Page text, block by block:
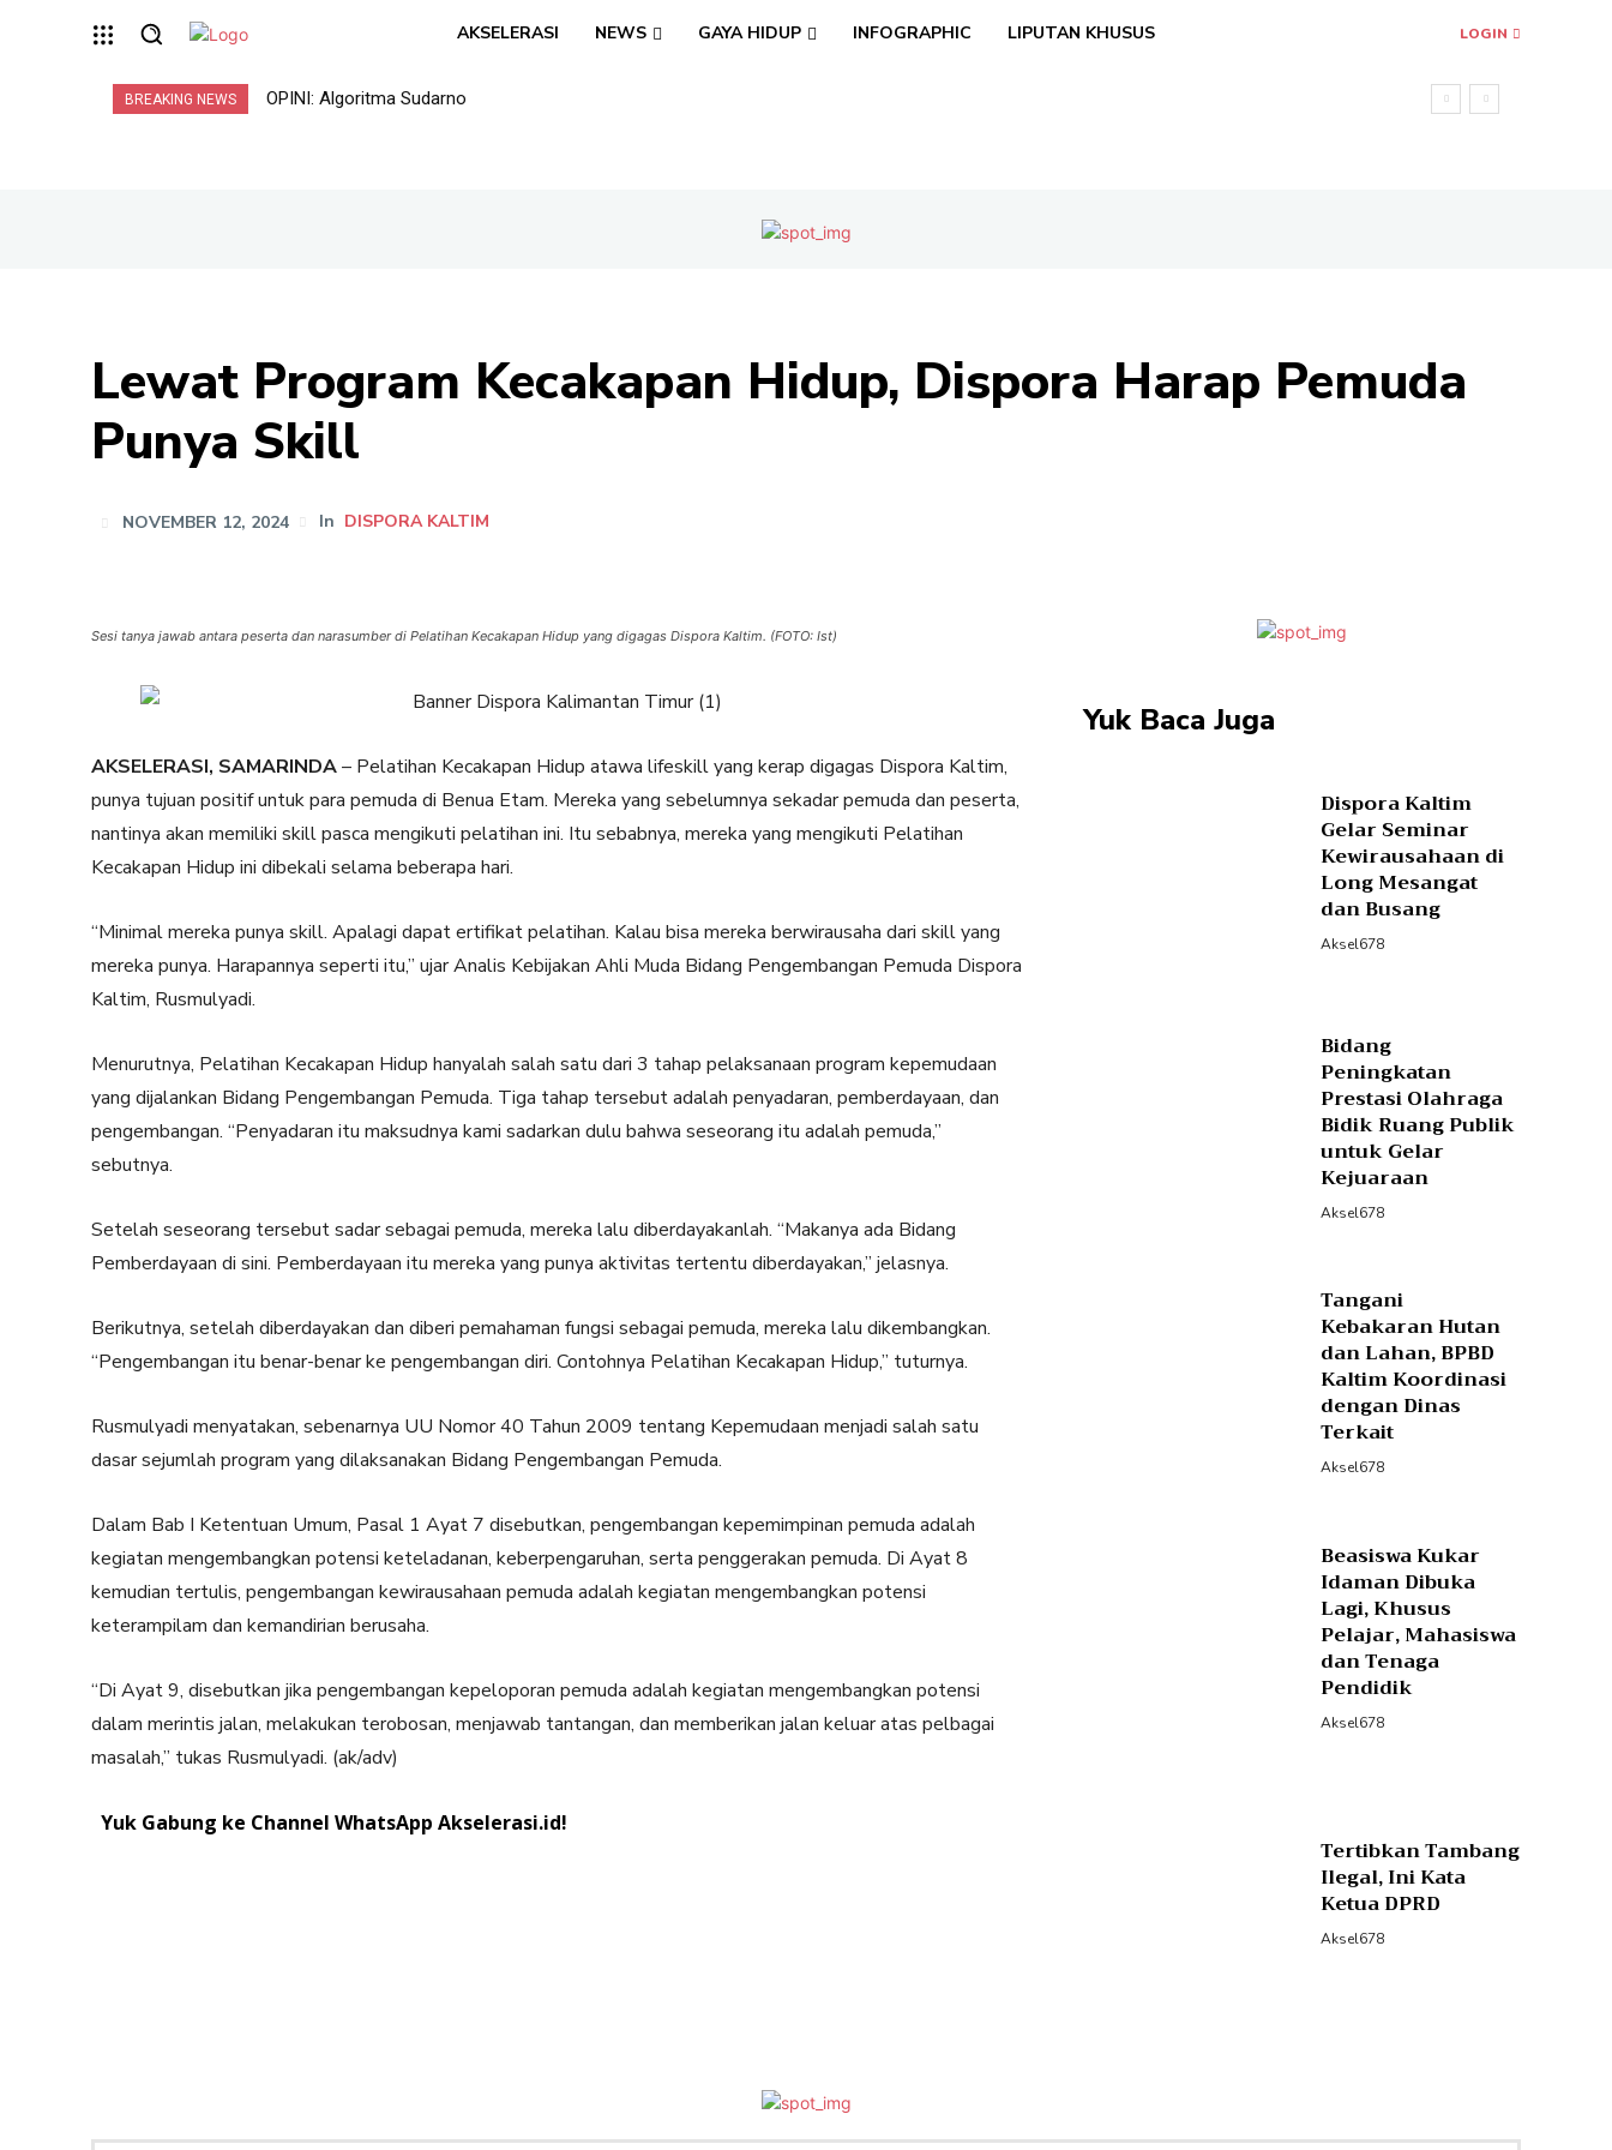
AKSELERASI NEWS GAYA HIDUP INFOGRAPHIC LIPUTAN KHUSUS LOGIN
BREAKING NEWS OPINI: Algoritma Sudarno
Lewat Program Kecakapan Hidup, Dispora Harap Pemuda
Punya Skill
NOVEMBER 12, 2024 In DISPORA KALTIM
Sesi tanya jawab antara peserta dan narasumber di Pelatihan Kecakapan Hidup yang digagas Dispora Kaltim. (FOTO: Ist)
AKSELERASI, SAMARINDA– Pelatihan Kecakapan Hidup atawa lifeskill yang kerap digagas Dispora Kaltim,
punya tujuan positif untuk para pemuda di Benua Etam. Mereka yang sebelumnya sekadar pemuda dan peserta,
nantinya akan memiliki skill pasca mengikuti pelatihan ini. Itu sebabnya, mereka yang mengikuti Pelatihan
Kecakapan Hidup ini dibekali selama beberapa hari.
“Minimal mereka punya skill. Apalagi dapat ertifikat pelatihan. Kalau bisa mereka berwirausaha dari skill yang
mereka punya. Harapannya seperti itu,” ujar Analis Kebijakan Ahli Muda Bidang Pengembangan Pemuda Dispora
Kaltim, Rusmulyadi.
Menurutnya, Pelatihan Kecakapan Hidup hanyalah salah satu dari 3 tahap pelaksanaan program kepemudaan
yang dijalankan Bidang Pengembangan Pemuda. Tiga tahap tersebut adalah penyadaran, pemberdayaan, dan
pengembangan. “Penyadaran itu maksudnya kami sadarkan dulu bahwa seseorang itu adalah pemuda,”
sebutnya.
Setelah seseorang tersebut sadar sebagai pemuda, mereka lalu diberdayakanlah. “Makanya ada Bidang
Pemberdayaan di sini. Pemberdayaan itu mereka yang punya aktivitas tertentu diberdayakan,” jelasnya.
Berikutnya, setelah diberdayakan dan diberi pemahaman fungsi sebagai pemuda, mereka lalu dikembangkan.
“Pengembangan itu benar-benar ke pengembangan diri. Contohnya Pelatihan Kecakapan Hidup,” tuturnya.
Rusmulyadi menyatakan, sebenarnya UU Nomor 40 Tahun 2009 tentang Kepemudaan menjadi salah satu
dasar sejumlah program yang dilaksanakan Bidang Pengembangan Pemuda.
Dalam Bab I Ketentuan Umum, Pasal 1 Ayat 7 disebutkan, pengembangan kepemimpinan pemuda adalah
kegiatan mengembangkan potensi keteladanan, keberpengaruhan, serta penggerakan pemuda. Di Ayat 8
kemudian tertulis, pengembangan kewirausahaan pemuda adalah kegiatan mengembangkan potensi
keterampilam dan kemandirian berusaha.
“Di Ayat 9, disebutkan jika pengembangan kepeloporan pemuda adalah kegiatan mengembangkan potensi
dalam merintis jalan, melakukan terobosan, menjawab tantangan, dan memberikan jalan keluar atas pelbagai
masalah,” tukas Rusmulyadi. (ak/adv)
Yuk Gabung ke Channel WhatsApp Akselerasi.id!
Yuk Baca Juga
Dispora Kaltim
Gelar Seminar
Kewirausahaan di
Long Mesangat
dan Busang
Aksel678
Bidang
Peningkatan
Prestasi Olahraga
Bidik Ruang Publik
untuk Gelar
Kejuaraan
Aksel678
Tangani
Kebakaran Hutan
dan Lahan, BPBD
Kaltim Koordinasi
dengan Dinas
Terkait
Aksel678
Beasiswa Kukar
Idaman Dibuka
Lagi, Khusus
Pelajar, Mahasiswa
dan Tenaga
Pendidik
Aksel678
Tertibkan Tambang
Ilegal, Ini Kata
Ketua DPRD
Aksel678